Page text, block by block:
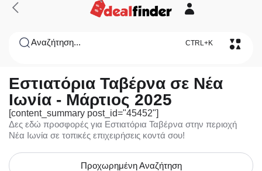
Αναζήτηση... CTRL+K
Εστιατόρια Ταβέρνα σε Νέα
Ιωνία - Μάρτιος 2025
[content_summary post_id="45452"]
Δες εδώ προσφορές για Εστιατόρια Ταβέρνα στην περιοχή
Νέα Ιωνία σε τοπικές επιχειρήσεις κοντά σου!
Προχωρημένη Αναζήτηση